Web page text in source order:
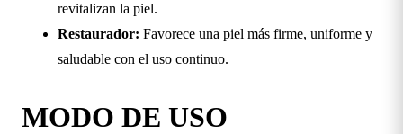
revitalizan la piel.
Restaurador: Favorece una piel más firme, uniforme y
saludable con el uso continuo.
MODO DE USO